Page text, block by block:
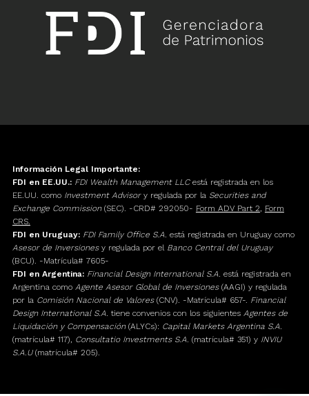
Información Legal Importante:
FDI en EE.UU.: FDI Wealth Management LLCestá registrada en los
EE.UU. como Investment Advisory regulada por la Securities and
Exchange Commission(SEC). -CRD# 292050- Form ADV Part 2, Form
CRS.
FDI en Uruguay: FDI Family Office S.A. está registrada en Uruguay como
Asesor de Inversionesy regulada por el Banco Central del Uruguay
(BCU). -Matrícula# 7605-
FDI en Argentina: Financial Design International S.A. está registrada en
Argentina como Agente Asesor Global de Inversiones(AAGI) y regulada
por la Comisión Nacional de Valores(CNV). -Matrícula# 657-. Financial
Design International S.A. tiene convenios con los siguientes Agentes de
Liquidación y Compensación(ALYCs): Capital Markets Argentina S.A.
(matrícula# 117), Consultatio Investments S.A. (matrícula# 351) y INVIU
S.A.U(matrícula# 205).